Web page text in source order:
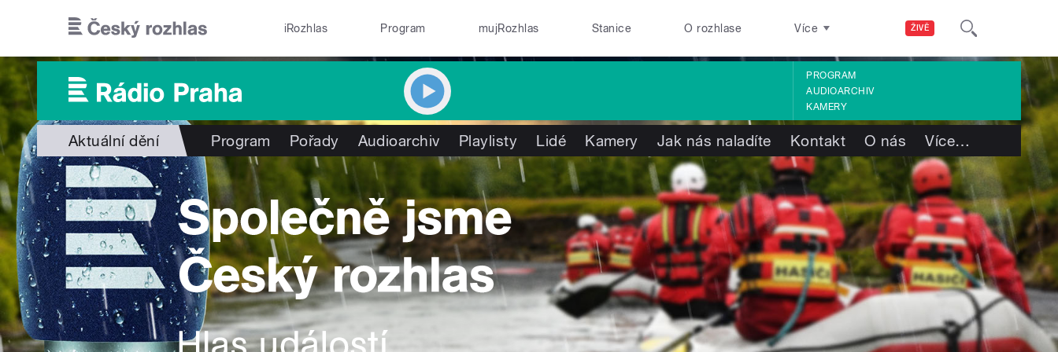
ŽIVĚ
iRozhlas Program mujRozhlas Stanice O rozhlase Více
PROGRAM
AUDIOARCHIV
KAMERY
Aktuální dění Program Pořady Audioarchiv Playlisty Lidé Kamery Jak nás naladíte Kontakt O nás Více…